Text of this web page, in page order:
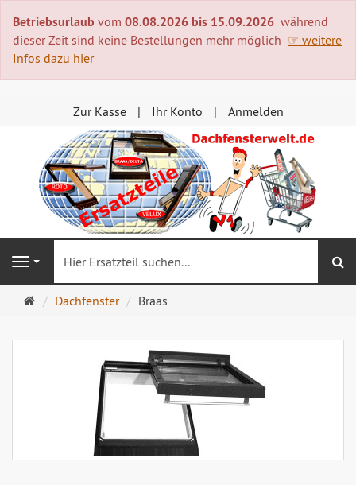
Betriebsurlaub vom 08.08.2026 bis 15.09.2026 während
dieser Zeit sind keine Bestellungen mehr möglich ☞ weitere
Infos dazu hier
Zur Kasse Ihr Konto Anmelden
Navigation
Startseite
Dachfenster Braas